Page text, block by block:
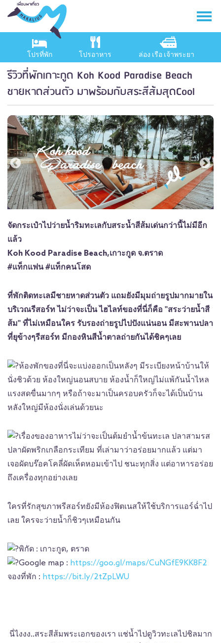
โปรที่พัก โปรอาหาร ล่อง เรือ เจ้าพระยา
รีวิวที่พักเกาะกูด Koh Kood Paradise Beach
ชายหาดส่วนตัว มาพร้อมกับสระสีส้มสุดCool
จัดกระเป๋าไปว่ายน้ำริมทะเลกับสระน้ำสีส้มเด่นกว่านี้ไม่มีอีก
แล้ว
Koh Kood Paradise Beach,เกาะกูด จ.ตราด
#แท็กแฟน #แท็กคนโสด
ที่พักติดทะเลมีชายหาดส่วนตัว แถมยังมีมุมถ่ายรูปมากมายใน
บริเวณรีสอร์ท ไม่ว่าจะเป็น ไฮไลท์ของที่นี่ก็คือ "สระว่ายน้ำสี
ส้ม" ที่ไม่เหมือนใคร รับรองถ่ายรูปไปปังแน่นอน มีสะพานปลา
ที่ยุข้างๆรีสอร์ท มีกองหินสีน้ำตาลถ่ายกันได้ชิคๆเลย
ห้องพักของที่นี่จะแบ่งออกเป็นหลังๆ มีระเบียงหน้าบ้านให้
นั่งชิวด้วย ห้องใหญ่นอนสบาย ห้องน้ำก็ใหญ่ไม่แพ้กันน้ำไหล
แรงสดขื่นมากๆ หรือถ้าจะมาเป็นครอบครัวก็จะได้เป็นบ้าน
หลังใหญ่มีห้องนั่งเล่นด้วยนะ
เรื่องของอาหารไม่ว่าจะเป็นต้มยำน้ำข้นทะเล ปลาสามรส
ปลาผัดพริกเกลือกระเทียม ที่เล่ามาว่าอร่อยมากแล้ว แต่มา
เจอผัดบร๊อคโคลี่ผัดเห็ดหอมเข้าไป ชนะทุกสิ่ง แต่อาหารอร่อย
ถึงเครื่องทุกอย่างเลย
ใครที่รักสุขภาพรีสอร์ทยังมีห้องฟิตเนสให้ใช้บริการแอร์ฉ่ำไป
เลย ใครจะว่ายน้ำก็ชิวๆเหมือนกัน
พิกัด : เกาะกูด, ตราด
Google map : https://goo.gl/maps/CuNGfE9KK8F2
จองที่พัก : https://bit.ly/2tZpLWU
นี่ไงงง..สระสีส้มพระเอกของเรา แช่น้ำไปดูวิวทะเลไปชิลมาก